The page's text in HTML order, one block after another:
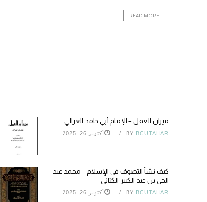
READ MORE
ميزان العمل – الإمام أبي حامد الغزالي
BY BOUTAHAR أكتوبر 26, 2025
كيف نشأ التصوف في الإسلام – محمد عبد
الحي بن عبد الكبير الكتاني
BY BOUTAHAR أكتوبر 26, 2025